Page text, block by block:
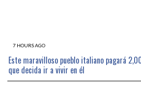
7 HOURS AGO
Este maravilloso pueblo italiano pagará
que decida ir a vivir en él